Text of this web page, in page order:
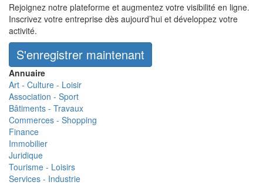
Rejoignez notre plateforme et augmentez votre visibilité en ligne.
Inscrivez votre entreprise dès aujourd’hui et développez votre
activité.
S'enregistrer maintenant
Annuaire
Art - Culture - Loisir
Association - Sport
Bâtiments - Travaux
Commerces - Shopping
Finance
Immobilier
Juridique
Tourisme - Loisirs
Services - Industrie